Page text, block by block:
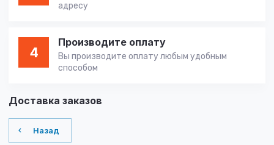
адресу
4
Производите оплату
Вы производите оплату любым удобным
способом
Доставка заказов
Назад